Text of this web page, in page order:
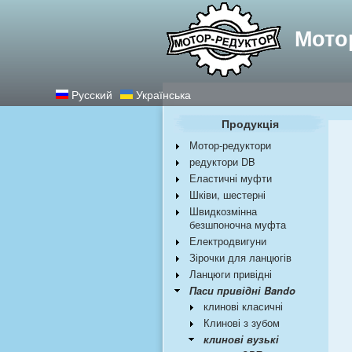
Найкращі
Русский Українська
Продукція
Мотор-редуктори
редуктори DB
Еластичні муфти
Шківи, шестерні
Швидкозмінна
безшпоночна муфта
Електродвигуни
Зірочки для ланцюгів
Ланцюги привідні
Паси привідні Bando
клинові класичні
Клинові з зубом
клинові вузькі